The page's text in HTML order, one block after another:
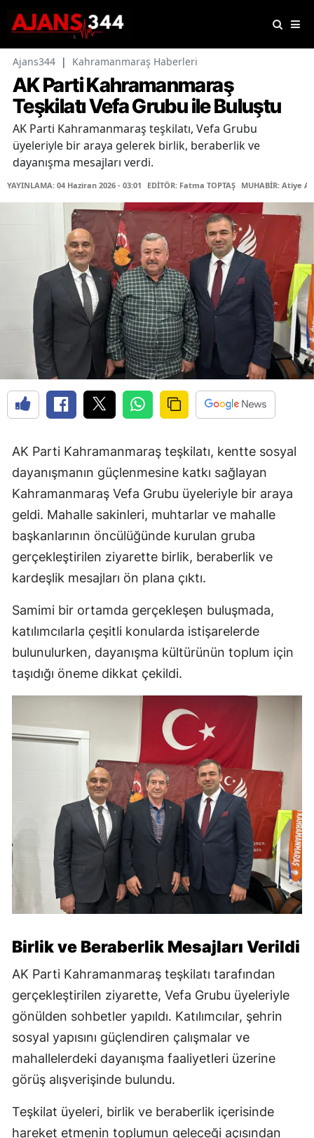
Ajans344 | Kahramanmaraş Haberleri
AK Parti Kahramanmaraş
Teşkilatı Vefa Grubu ile Buluştu
AK Parti Kahramanmaraş teşkilatı, Vefa Grubu
üyeleriyle bir araya gelerek birlik, beraberlik ve
dayanışma mesajları verdi.
YAYINLAMA: 04 Haziran 2026 - 03:01 EDİTÖR: Fatma TOPTAŞ MUHABİR: Atiye
AK Parti Kahramanmaraş teşkilatı, kentte sosyal
dayanışmanın güçlenmesine katkı sağlayan
Kahramanmaraş Vefa Grubu üyeleriyle bir araya
geldi. Mahalle sakinleri, muhtarlar ve mahalle
başkanlarının öncülüğünde kurulan gruba
gerçekleştirilen ziyarette birlik, beraberlik ve
kardeşlik mesajları ön plana çıktı.
Samimi bir ortamda gerçekleşen buluşmada,
katılımcılarla çeşitli konularda istişarelerde
bulunulurken, dayanışma kültürünün toplum için
taşıdığı öneme dikkat çekildi.
Birlik ve Beraberlik Mesajları Verildi
AK Parti Kahramanmaraş teşkilatı tarafından
gerçekleştirilen ziyarette, Vefa Grubu üyeleriyle
gönülden sohbetler yapıldı. Katılımcılar, şehrin
sosyal yapısını güçlendiren çalışmalar ve
mahallelerdeki dayanışma faaliyetleri üzerine
görüş alışverişinde bulundu.
Teşkilat üyeleri, birlik ve beraberlik içerisinde
hareket etmenin toplumun geleceği açısından